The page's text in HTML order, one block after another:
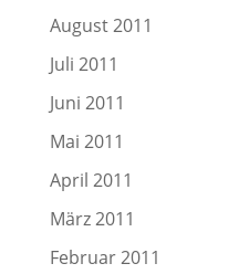
August 2011
Juli 2011
Juni 2011
Mai 2011
April 2011
März 2011
Februar 2011